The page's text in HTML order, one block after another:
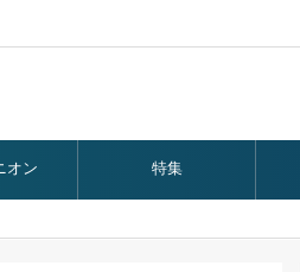
オン 特集